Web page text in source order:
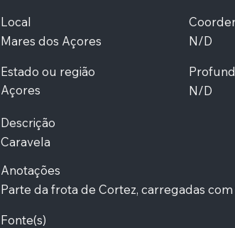
Local
Mares dos Açores
Estado ou região
Açores
Descrição
Caravela
Anotações
Parte da frota de Cortez, carregadas
Fonte(s)
N/D
N/D